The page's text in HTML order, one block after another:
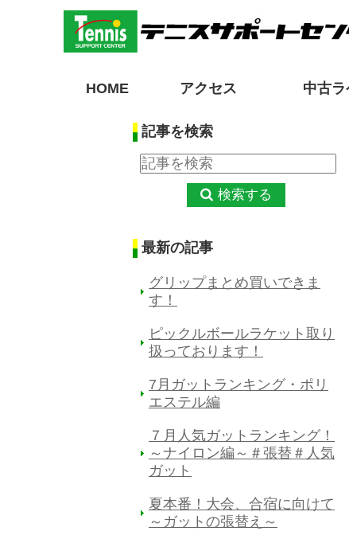
HOME アクセス 中古ラ
記事を検索
検索する
最新の記事
グリップまとめ買いできま
す！
ピックルボールラケット取り
扱っております！
7月ガットランキング・ポリ
エステル編
７月人気ガットランキング！
～ナイロン編～＃張替＃人気
ガット
夏本番！大会、合宿に向けて
～ガットの張替え～